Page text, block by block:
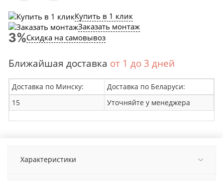
Купить в 1 клик
Заказать монтаж
Скидка на самовывоз
Ближайшая доставка от 1 до 3 дней
Доставка по Минску:
Доставка по Беларуси:
15
Уточняйте у менеджера
Характеристики